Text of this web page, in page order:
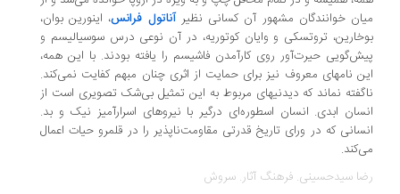
میان خوانندگان مشهور آن کسانی نظیرآناتول فرانس،‌ اینورین بوان،‌
بوخارین،‌ تروتسکی و وایان کوتوریه، ‌در آن نوعی درس سوسیالیسم و
پیش‌گویی حیرت‌آور روی کارآمدن فاشیسم را یافته بودند. با این همه،
‌این نامهای معروف نیز برای حمایت از اثری چنان مبهم کفایت نمی‌کند.
ناگفته نماند که دیدنیهای مربوط به این تمثیل بی‌شک تصویری است از
انسان ابدی. انسان اسطوره‌ای درگیر با نیروهای اسرارآمیز نیک و بد.
انسانی که در ورای تاریخ قدرتی مقاومت‌ناپذیر را در قلمرو حیات اعمال
می‌کند.
رضا سیدحسینی. فرهنگ آثار. سروش